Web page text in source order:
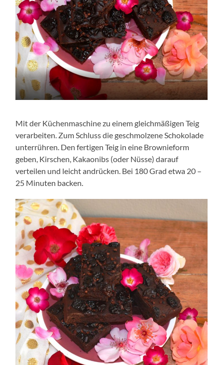
Mit der Küchenmaschine zu einem gleichmäßigen Teig
verarbeiten. Zum Schluss die geschmolzene Schokolade
unterrühren. Den fertigen Teig in eine Brownieform
geben, Kirschen, Kakaonibs (oder Nüsse) darauf
verteilen und leicht andrücken. Bei 180 Grad etwa 20 –
25 Minuten backen.